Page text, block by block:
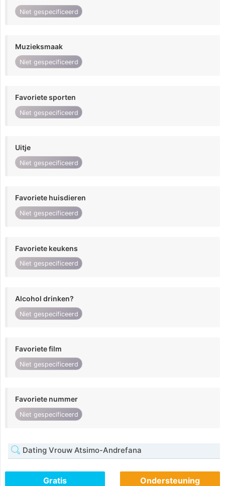
Niet gespecificeerd
Muzieksmaak
Niet gespecificeerd
Favoriete sporten
Niet gespecificeerd
Uitje
Niet gespecificeerd
Favoriete huisdieren
Niet gespecificeerd
Favoriete keukens
Niet gespecificeerd
Alcohol drinken?
Niet gespecificeerd
Favoriete film
Niet gespecificeerd
Favoriete nummer
Niet gespecificeerd
Dating Vrouw Atsimo-Andrefana
Gratis Ondersteuning